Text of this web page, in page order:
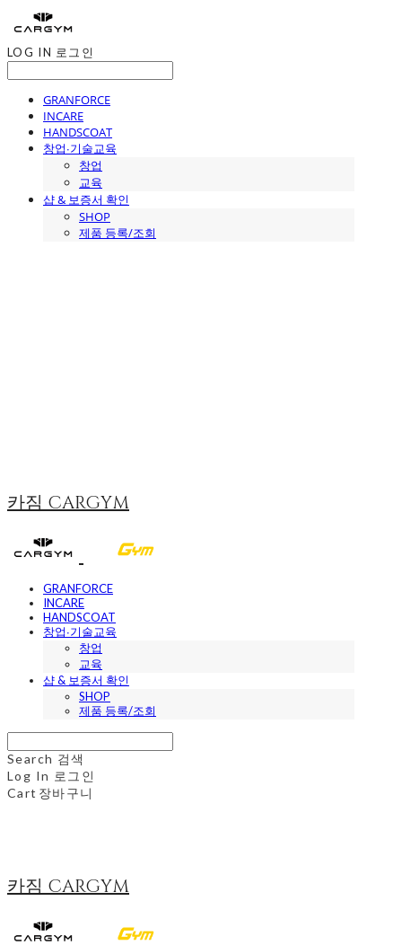
LOG IN 로그인
GRANFORCE
INCARE
HANDSCOAT
창업∙기술교육
창업
교육
샵 & 보증서 확인
SHOP
제품 등록/조회
카짐 CARGYM
GRANFORCE
INCARE
HANDSCOAT
창업∙기술교육
창업
교육
샵 & 보증서 확인
SHOP
제품 등록/조회
Search 검색
Log In 로그인
Cart 장바구니
카짐 CARGYM